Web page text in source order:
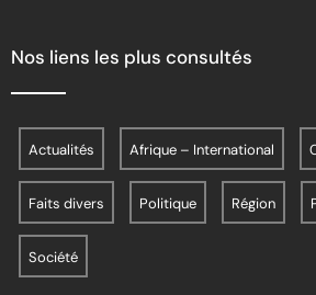
Nos liens les plus consultés
Actualités Afrique – International
Faits divers Politique Région
Société